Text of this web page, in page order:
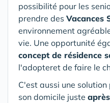
possibilité pour les
prendre des Vacances
environnement
vie. Une opportunité
concept de résidence
l'adopteret de faire le
C'est aussi une
son domicile juste